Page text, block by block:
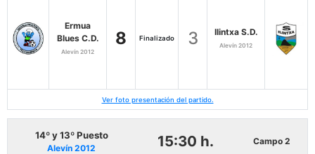
Ermua
Blues C.D.
Alevín 2012
8 Finalizado 3 Ilintxa S.D.
Alevín 2012
Ver foto presentación del partido.
14º y 13º Puesto
Alevín 2012 15:30 h. Campo 2